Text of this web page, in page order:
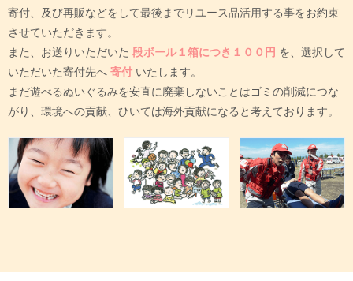
寄付、及び再販などをして最後までリユース品活用する事をお約束
させていただきます。
また、お送りいただいた 段ボール１箱につき１００円 を、選択して
いただいた寄付先へ 寄付 いたします。
まだ遊べるぬいぐるみを安直に廃棄しないことはゴミの削減につな
がり、環境への貢献、ひいては海外貢献になると考えております。